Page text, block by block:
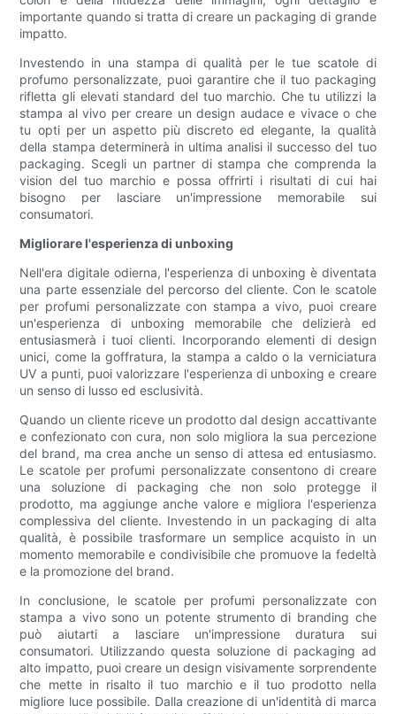
importante quando si tratta di creare un packaging di grande
impatto.
Investendo in una stampa di qualità per le tue scatole di
profumo personalizzate, puoi garantire che il tuo packaging
rifletta gli elevati standard del tuo marchio. Che tu utilizzi la
stampa al vivo per creare un design audace e vivace o che
tu opti per un aspetto più discreto ed elegante, la qualità
della stampa determinerà in ultima analisi il successo del tuo
packaging. Scegli un partner di stampa che comprenda la
vision del tuo marchio e possa offrirti i risultati di cui hai
bisogno per lasciare un'impressione memorabile sui
consumatori.
Migliorare l'esperienza di unboxing
Nell'era digitale odierna, l'esperienza di unboxing è diventata
una parte essenziale del percorso del cliente. Con le scatole
per profumi personalizzate con stampa a vivo, puoi creare
un'esperienza di unboxing memorabile che delizierà ed
entusiasmerà i tuoi clienti. Incorporando elementi di design
unici, come la goffratura, la stampa a caldo o la verniciatura
UV a punti, puoi valorizzare l'esperienza di unboxing e creare
un senso di lusso ed esclusività.
Quando un cliente riceve un prodotto dal design accattivante
e confezionato con cura, non solo migliora la sua percezione
del brand, ma crea anche un senso di attesa ed entusiasmo.
Le scatole per profumi personalizzate consentono di creare
una soluzione di packaging che non solo protegge il
prodotto, ma aggiunge anche valore e migliora l'esperienza
complessiva del cliente. Investendo in un packaging di alta
qualità, è possibile trasformare un semplice acquisto in un
momento memorabile e condivisibile che promuove la fedeltà
e la promozione del brand.
In conclusione, le scatole per profumi personalizzate con
stampa a vivo sono un potente strumento di branding che
può aiutarti a lasciare un'impressione duratura sui
consumatori. Utilizzando questa soluzione di packaging ad
alto impatto, puoi creare un design visivamente sorprendente
che mette in risalto il tuo marchio e il tuo prodotto nella
migliore luce possibile. Dalla creazione di un'identità di marca